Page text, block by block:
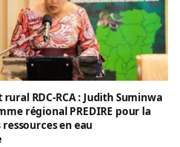
RDC-RCA : Judith Suminwa
régional PREDIRE pour la
en eau